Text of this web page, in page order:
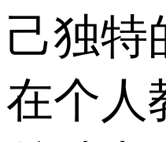
己独特
在个人